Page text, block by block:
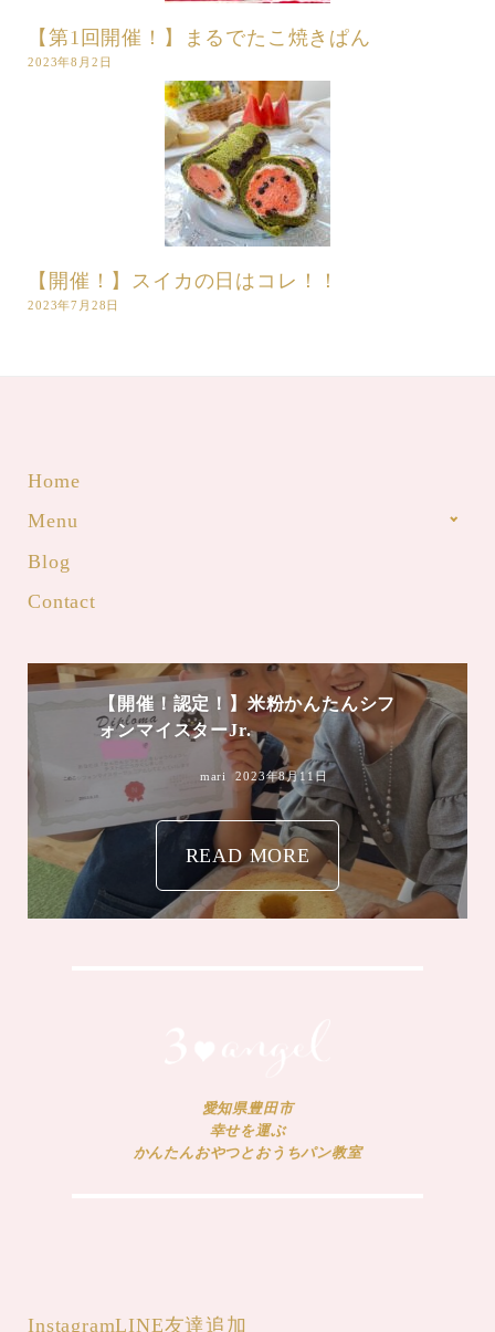
【第1回開催！】まるでたこ焼きぱん
2023年8月2日
【開催！】スイカの日はコレ！！
2023年7月28日
Home
Menu
Blog
Contact
mari 2023年8月4日
愛知県豊田市
幸せを運ぶ
かんたんおやつとおうちパン教室
InstagramLINE友達追加